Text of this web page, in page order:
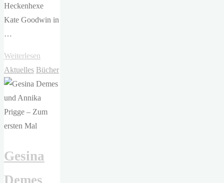
Heckenhexe
Kate Goodwin in
…
Weiterlesen
Kinney
–
A
Dark
Magic"
Aktuelles Bücher
Gesina